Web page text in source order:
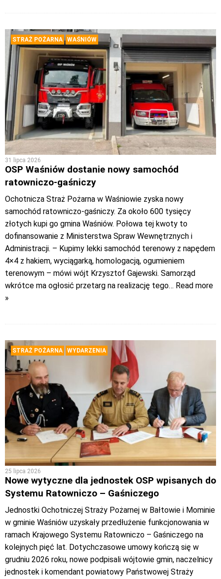
STRAŻ POŻARNA WAŚNIÓW
31 lipca 2026
OSP Waśniów dostanie nowy samochód
ratowniczo-gaśniczy
Ochotnicza Straż Pożarna w Waśniowie zyska nowy
samochód ratowniczo-gaśniczy. Za około 600 tysięcy
złotych kupi go gmina Waśniów. Połowa tej kwoty to
dofinansowanie z Ministerstwa Spraw Wewnętrznych i
Administracji. – Kupimy lekki samochód terenowy z napędem
4×4 z hakiem, wyciągarką, homologacją, ogumieniem
terenowym – mówi wójt Krzysztof Gajewski. Samorząd
wkrótce ma ogłosić przetarg na realizację tego… Read more
»
STRAŻ POŻARNA WYDARZENIA
25 lipca 2026
Nowe wytyczne dla jednostek OSP wpisanych do
Systemu Ratowniczo – Gaśniczego
Jednostki Ochotniczej Straży Pożarnej w Bałtowie i Mominie
w gminie Waśniów uzyskały przedłużenie funkcjonowania w
ramach Krajowego Systemu Ratowniczo – Gaśniczego na
kolejnych pięć lat. Dotychczasowe umowy kończą się w
grudniu 2026 roku, nowe podpisali wójtowie gmin, naczelnicy
jednostek i komendant powiatowy Państwowej Straży